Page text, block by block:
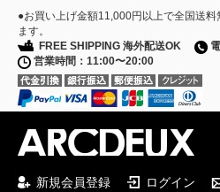
●お買い上げ金額11,000円以上で全国送料
ます。
FREE SHIPPING 海外配送OK
営業時間：11:00〜20:00
新規会員登録 ログイン